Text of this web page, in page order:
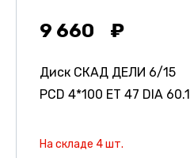
9 660
Диск СКАД ДЕЛИ 6/15
PCD 4*100 ET 47 DIA 60.1
На складе 4 шт.